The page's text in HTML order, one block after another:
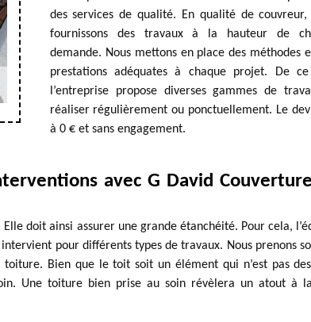
des services de qualité. En qualité de couvreur,
fournissons des travaux à la hauteur de
demande. Nous mettons en place des méthodes
prestations adéquates à chaque projet. De
l’entreprise propose diverses gammes de
réaliser régulièrement ou ponctuellement. Le
à 0 € et sans engagement.
avec G David
doit ainsi assurer une grande étanchéité. Pour cela,
pour différents types de travaux. Nous prenons
Bien que le toit soit un élément qui n’est pas
Une toiture bien prise au soin révèlera un atout à